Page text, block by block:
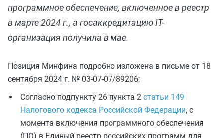
программное обеспечение, включенное в реестр
в марте 2024 г., а госаккредитацию IT-
организация получила в мае.
Позиция Минфина подробно изложена в письме от 18
сентября 2024 г. № 03-07-07/89206:
Согласно подпункту 26 пункта 2 статьи 149
Налогового кодекса Российской Федерации, с
момента включения программного обеспечения
(ПО) в Единый реестр российских программ для